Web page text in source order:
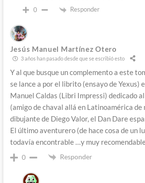
0 Responder
Jesús Manuel Martínez Otero
3 años han pasado desde que se escribió esto
Y al que busque un complemento a este
se lance a por el librito (ensayo de Yexus)
Manuel Caldas (Libri Impressi) dedicado
(amigo de chaval allá en Latinoamérica
dibujante de Diego Valor, el Dan Dare
El último aventurero (de hace cosa de un
todavía encontrable …y muy
0 Responder